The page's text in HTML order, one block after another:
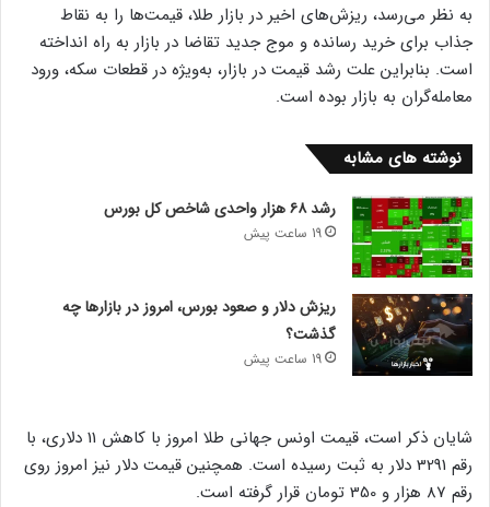
به نظر می‌رسد، ریزش‌های اخیر در بازار طلا، قیمت‌ها را به نقاط
جذاب برای خرید رسانده و موج جدید تقاضا در بازار به راه انداخته
است. بنابراین علت رشد قیمت در بازار، به‌ویژه در قطعات سکه، ورود
معامله‌گران به بازار بوده است.
نوشته های مشابه
رشد ۶۸ هزار واحدی شاخص کل بورس
19 ساعت پیش
ریزش دلار و صعود بورس، امروز در بازارها چه
گذشت؟
19 ساعت پیش
شایان ذکر است، قیمت اونس جهانی طلا امروز با کاهش 11 دلاری، با
رقم 3291 دلار به ثبت رسیده است. همچنین قیمت دلار نیز امروز روی
رقم 87 هزار و 350 تومان قرار گرفته است.